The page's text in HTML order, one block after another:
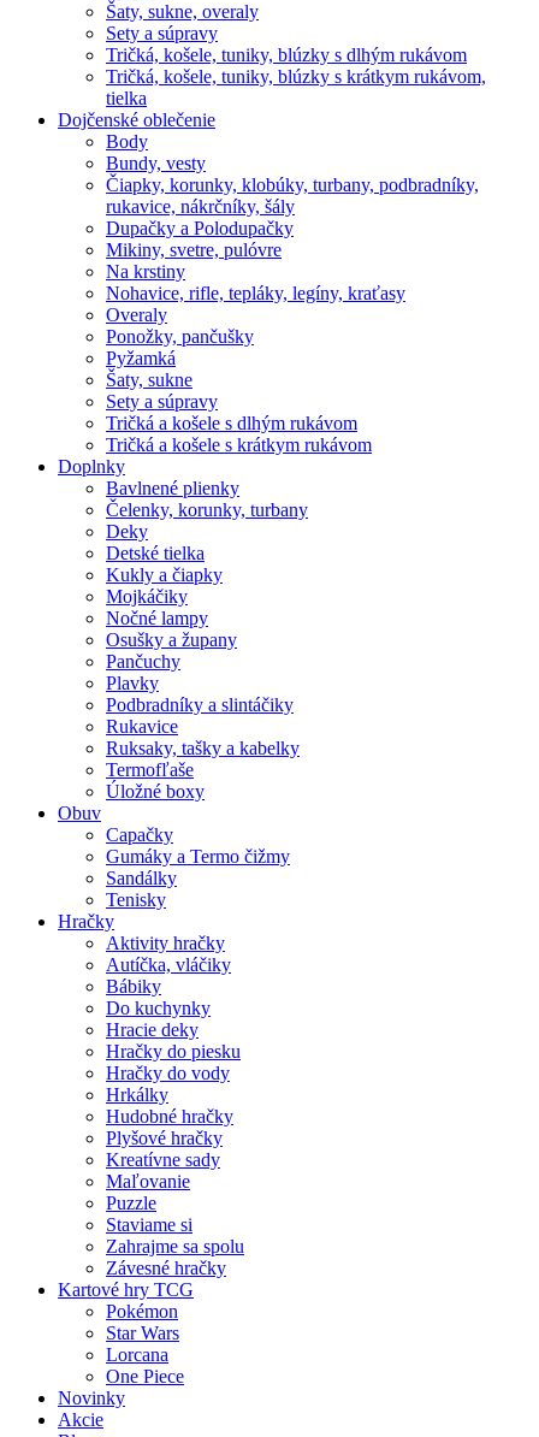
Šaty, sukne, overaly
Sety a súpravy
Tričká, košele, tuniky, blúzky s dlhým rukávom
Tričká, košele, tuniky, blúzky s krátkym rukávom,
tielka
Dojčenské oblečenie
Body
Bundy, vesty
Čiapky, korunky, klobúky, turbany, podbradníky,
rukavice, nákrčníky, šály
Dupačky a Polodupačky
Mikiny, svetre, pulóvre
Na krstiny
Nohavice, rifle, tepláky, legíny, kraťasy
Overaly
Ponožky, pančušky
Pyžamká
Šaty, sukne
Sety a súpravy
Tričká a košele s dlhým rukávom
Tričká a košele s krátkym rukávom
Doplnky
Bavlnené plienky
Čelenky, korunky, turbany
Deky
Detské tielka
Kukly a čiapky
Mojkáčiky
Nočné lampy
Osušky a župany
Pančuchy
Plavky
Podbradníky a slintáčiky
Rukavice
Ruksaky, tašky a kabelky
Termofľaše
Úložné boxy
Obuv
Capačky
Gumáky a Termo čižmy
Sandálky
Tenisky
Hračky
Aktivity hračky
Autíčka, vláčiky
Bábiky
Do kuchynky
Hracie deky
Hračky do piesku
Hračky do vody
Hrkálky
Hudobné hračky
Plyšové hračky
Kreatívne sady
Maľovanie
Puzzle
Staviame si
Zahrajme sa spolu
Závesné hračky
Kartové hry TCG
Pokémon
Star Wars
Lorcana
One Piece
Novinky
Akcie